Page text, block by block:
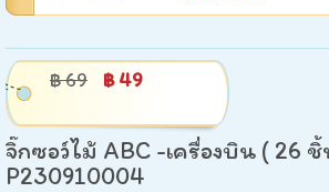
฿ 69 ฿ 49
จิ๊กซอว์ไม้ ABC -เครื่องบิน ( 26
P230910004